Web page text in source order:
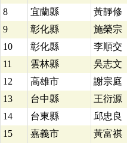
8
宜蘭縣 黃靜修
9
彰化縣 施榮宗
10
彰化縣 李順交
11
雲林縣 吳志文
12
高雄市 謝宗庭
13
台中縣 王衍源
14
台東縣 邱忠良
15
嘉義市 黃富祺